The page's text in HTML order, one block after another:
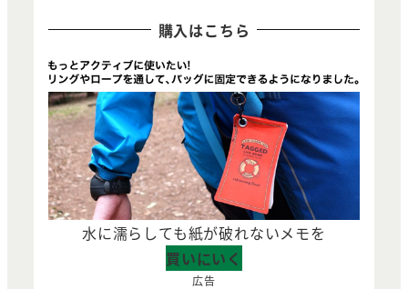
購入はこちら
水に濡らしても紙が破れないメモを
買いにいく
広告